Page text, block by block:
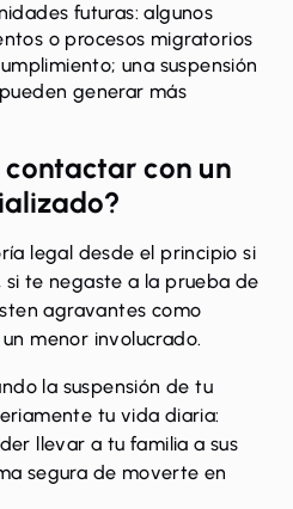
futuras: algunos
o procesos migratorios
una suspensión
generar más
con un
legal desde el principio si
te negaste a la prueba de
agravantes como
menor involucrado.
la suspensión de tu
tu vida diaria:
llevar a tu familia a sus
segura de moverte en